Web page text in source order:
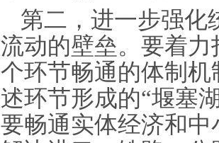
第二，进一步强化
流动的壁垒。要着
个环节畅通的体制
述环节形成的“堰塞
要畅通实体经济和